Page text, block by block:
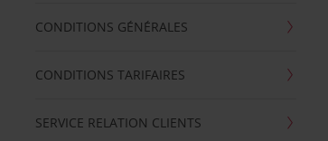
CONDITIONS GÉNÉRALES
CONDITIONS TARIFAIRES
SERVICE RELATION CLIENTS